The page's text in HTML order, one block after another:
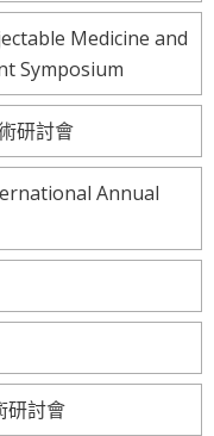
Medicine and
Symposium
研討會
Annual
研討會